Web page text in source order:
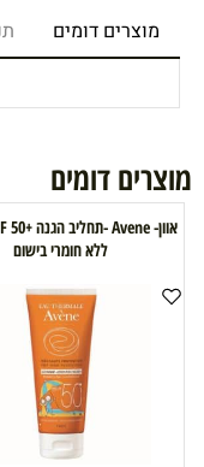
מוצרים דומים
מוצרים דומים
ללא חומרי בישום